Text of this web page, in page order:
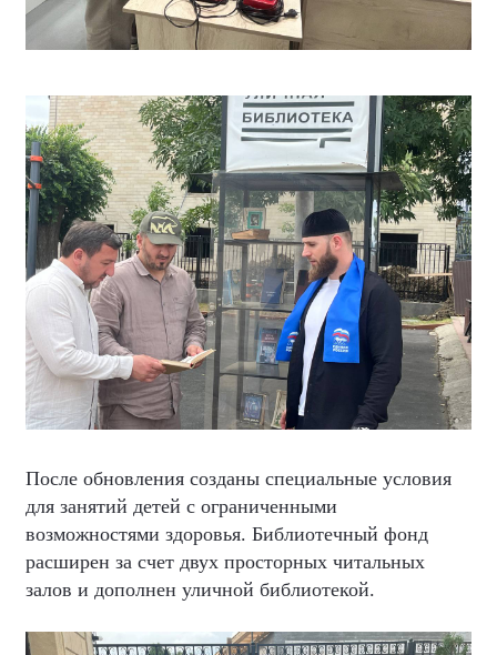
После обновления созданы специальные условия
для занятий детей с ограниченными
возможностями здоровья. Библиотечный фонд
расширен за счет двух просторных читальных
залов и дополнен уличной библиотекой.